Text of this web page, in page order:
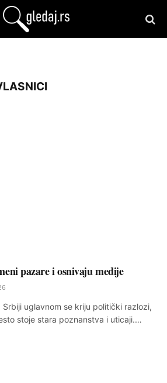
pazare i osnivaju medije
uglavnom se kriju politički razlozi,
stoje stara poznanstva i uticaji.…